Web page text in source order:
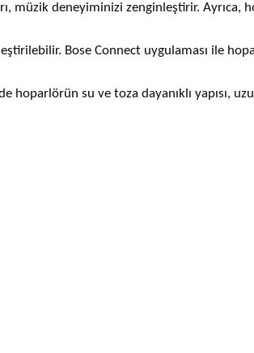
müzik deneyiminizi zenginleştirir. Ayrıca,
Bose Connect uygulaması ile
hoparlörün su ve toza dayanıklı yapısı,